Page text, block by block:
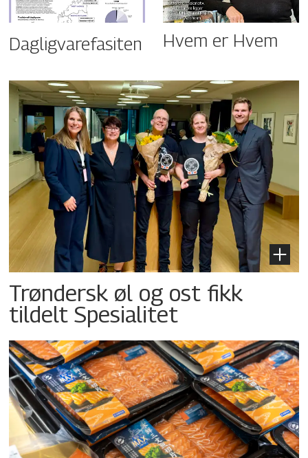
Dagligvarefasiten Hvem er Hvem
Trøndersk øl og ost fikk
tildelt Spesialitet